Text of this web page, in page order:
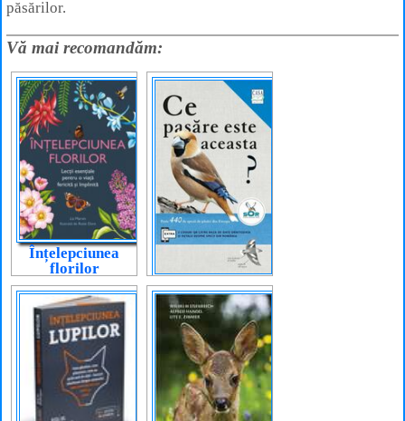
păsărilor.
Vă mai recomandăm:
Înțelepciunea
florilor
Ce pasăre este
aceasta?